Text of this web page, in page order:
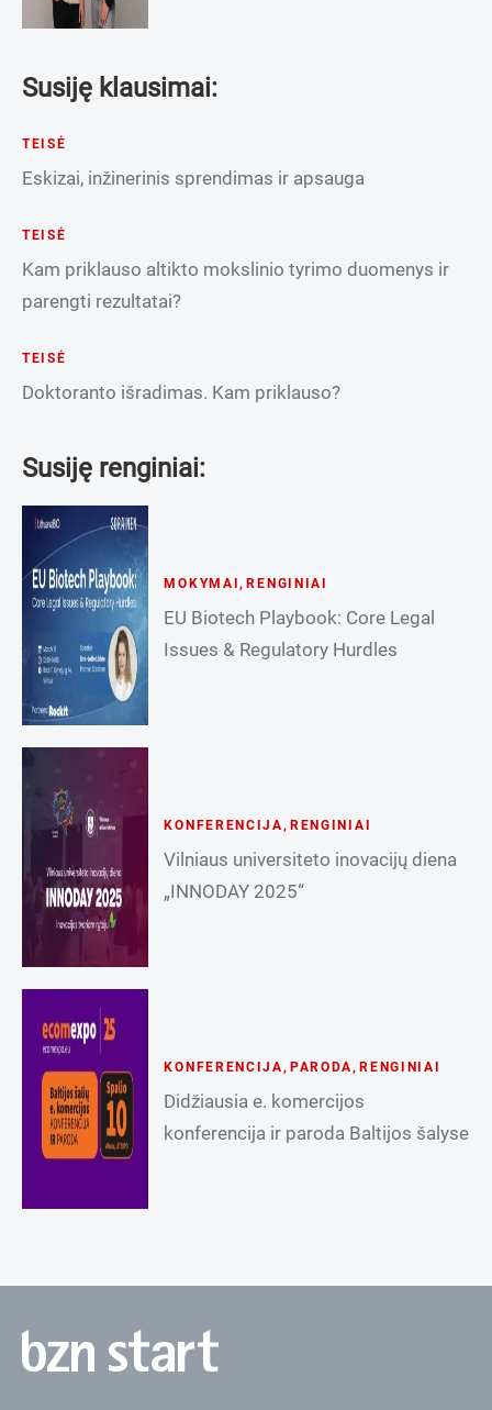
Susiję klausimai:
TEISĖ
Eskizai, inžinerinis sprendimas ir apsauga
TEISĖ
Kam priklauso altikto mokslinio tyrimo duomenys ir
parengti rezultatai?
TEISĖ
Doktoranto išradimas. Kam priklauso?
Susiję renginiai:
MOKYMAI ,RENGINIAI
EU Biotech Playbook: Core Legal
Issues & Regulatory Hurdles
KONFERENCIJA , RENGINIAI
Vilniaus universiteto inovacijų diena
„INNODAY 2025“
KONFERENCIJA , PARODA ,RENGINIAI
Didžiausia e. komercijos
konferencija ir paroda Baltijos šalyse